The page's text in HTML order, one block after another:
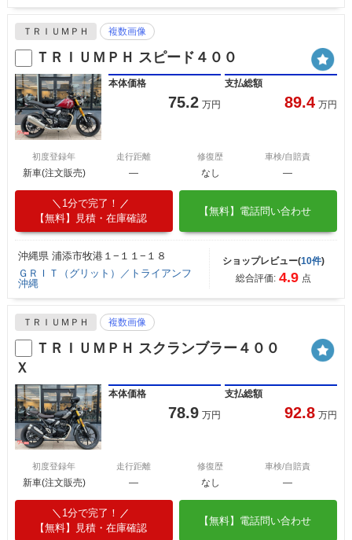
ＴＲＩＵＭＰＨ 複数画像
ＴＲＩＵＭＰＨ スピード４００
本体価格
75.2 万円
支払総額
89.4 万円
初度登録年
新車(注文販売)
走行距離
―
修復歴
なし
車検/自賠責
―
1分で完了！
【無料】見積・在庫確認
【無料】電話問い合わせ
沖縄県 浦添市牧港１−１１−１８
ＧＲＩＴ（グリット）／トライアンフ
沖縄
ショップレビュー(10件)
総合評価: 4.9 点
ＴＲＩＵＭＰＨ 複数画像
ＴＲＩＵＭＰＨ スクランブラー４００
Ｘ
本体価格
78.9 万円
支払総額
92.8 万円
初度登録年
新車(注文販売)
走行距離
―
修復歴
なし
車検/自賠責
―
1分で完了！
【無料】見積・在庫確認
【無料】電話問い合わせ